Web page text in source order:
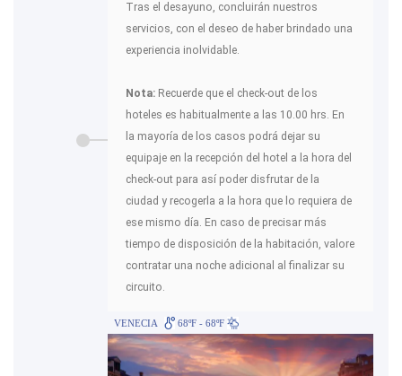
Tras el desayuno, concluirán nuestros
servicios, con el deseo de haber brindado una
experiencia inolvidable.
Nota: Recuerde que el check-out de los
hoteles es habitualmente a las 10.00 hrs. En
la mayoría de los casos podrá dejar su
equipaje en la recepción del hotel a la hora del
check-out para así poder disfrutar de la
ciudad y recogerla a la hora que lo requiera de
ese mismo día. En caso de precisar más
tiempo de disposición de la habitación, valore
contratar una noche adicional al finalizar su
circuito.
VENECIA 68ºF - 68ºF